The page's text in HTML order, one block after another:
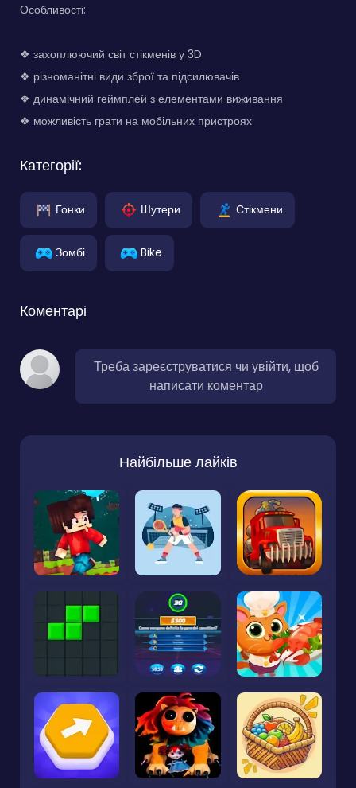
Особливості:
❖ захоплюючий світ стікменів у 3D
❖ різноманітні види зброї та підсилювачів
❖ динамічний геймплей з елементами виживання
❖ можливість грати на мобільних пристроях
Категорії:
Гонки Шутери Стікмени
Зомбі Bike
Коментарі
Треба зареєструватися чи увійти, щоб
написати коментар
Найбільше лайків